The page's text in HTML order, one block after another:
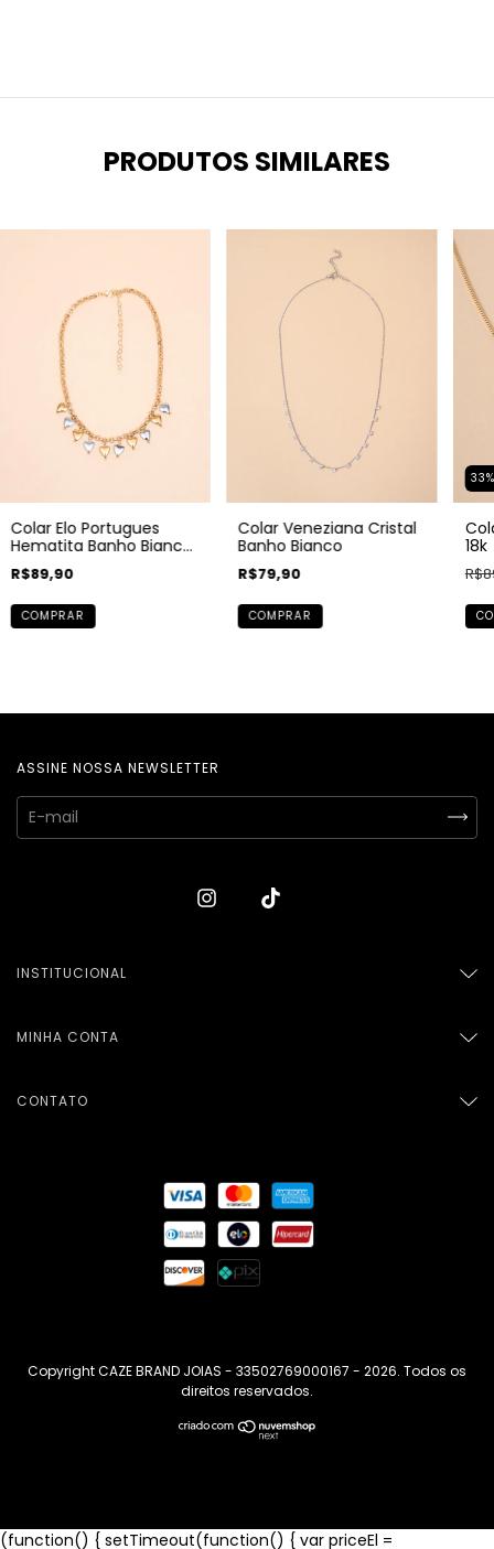
PRODUTOS SIMILARES
Colar Elo Portugues
Hematita Banho Bianco
e Banho Ouro 18k
R$89,90
COMPRAR
Colar Veneziana Cristal
Banho Bianco
R$79,90
COMPRAR
33
18k
ASSINE NOSSA NEWSLETTER
INSTITUCIONAL
MINHA CONTA
CONTATO
Copyright CAZE BRAND JOIAS - 33502769000167 - 2026. Todos os
direitos reservados.
(function() { setTimeout(function() { var priceEl =